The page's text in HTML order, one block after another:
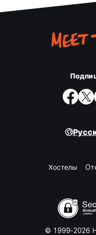
Хостелы
© 1999-2026